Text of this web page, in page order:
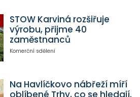
STOW Karviná rozšiřuje
výrobu, přijme 40
zaměstnanců
Komerční sdělení
Na Havlíčkovo nábřeží míří
oblíbené Trhy, co se hledají.